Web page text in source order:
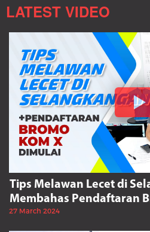
LATEST VIDEO
Tips Melawan Lecet di
Membahas Pendaftaran
27 March 2024